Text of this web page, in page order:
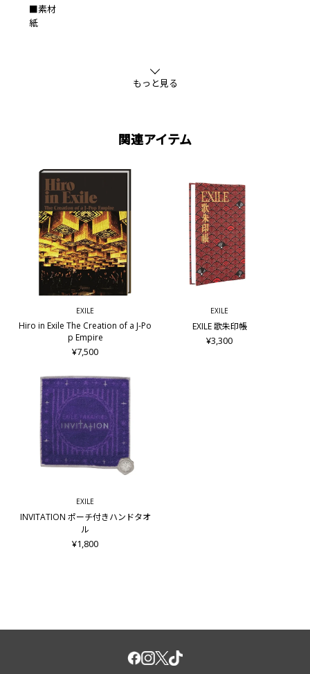
■素材
紙
もっと見る
関連アイテム
EXILE
Hiro in Exile The Creation of a J-Po
p Empire
¥7,500
EXILE
EXILE 歌朱印帳
¥3,300
EXILE
INVITATION ポーチ付きハンドタオ
ル
¥1,800